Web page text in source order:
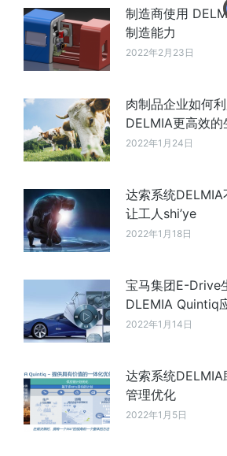
制造商使用
制造能力
2022年2月23日
肉制品企业如何
DELMIA更高效的
2022年1月24日
达索系统
让工人shi’ye
2022年1月18日
宝马集团E-Drive
DLEMIA Quintiq
2022年1月14日
达索系统
管理优化
2022年1月5日